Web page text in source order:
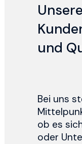
und
Bei uns
ob es
oder